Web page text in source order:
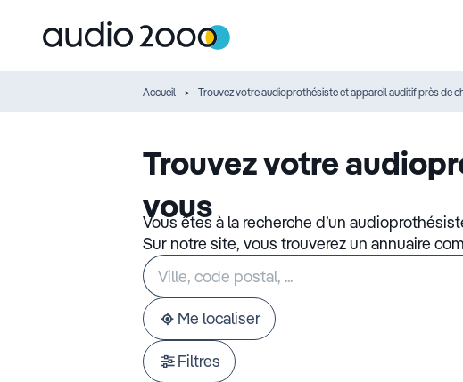
Accueil Trouvez votre audioprothésiste et appareil auditif près de
Trouvez votre
vous
Vous êtes à la recherche d’un
Sur notre site, vous trouverez un annuaire
Veuillez
renseigner
une
adresse
Me localiser
Filtres